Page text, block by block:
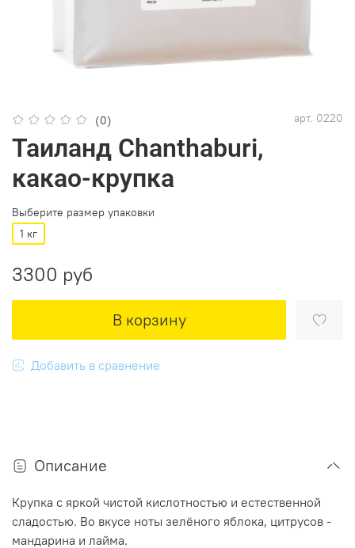
(0) арт. 0220
Таиланд Chanthaburi,
какао-крупка
Выберите размер упаковки
1 кг
3300 руб
В корзину
Добавить в сравнение
Описание
Крупка с яркой чистой кислотностью и естественной
сладостью. Во вкусе ноты зелёного яблока, цитрусов -
мандарина и лайма.